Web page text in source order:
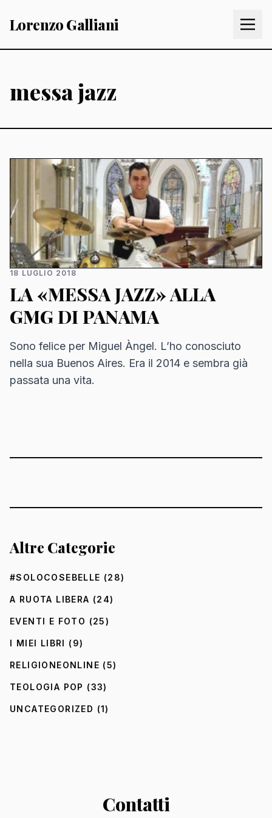
Lorenzo Galliani
messa jazz
18 LUGLIO 2018
LA «MESSA JAZZ» ALLA
GMG DI PANAMA
Sono felice per Miguel Àngel. L’ho conosciuto
nella sua Buenos Aires. Era il 2014 e sembra già
passata una vita.
Altre Categorie
#SOLOCOSEBELLE (28)
A RUOTA LIBERA (24)
EVENTI E FOTO (25)
I MIEI LIBRI (9)
RELIGIONEONLINE (5)
TEOLOGIA POP (33)
UNCATEGORIZED (1)
Contatti